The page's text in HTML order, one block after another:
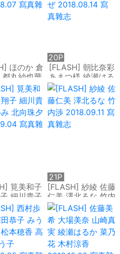
ほのか 倉
都丸紗也華
本穂香
寫真雜
志
[FLASH] 朝比奈彩
あまつ様 綾瀬はる
か RaMu はるかぜ
2018.08.14 寫真雜
志
20P
筧美和子
細川貴子
北向珠夕
寫真雜
志
[FLASH] 紗綾 佐藤
仁美 澤北るな 竹内
渉 2018.09.11 寫真
雜志
21P